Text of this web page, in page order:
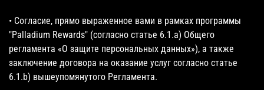
• Согласие, прямо выраженное вами в рамках программы
"Palladium Rewards" (согласно статье 6.1.a) Общего
регламента «О защите персональных данных»), а также
заключение договора на оказание услуг согласно статье
6.1.b) вышеупомянутого Регламента.